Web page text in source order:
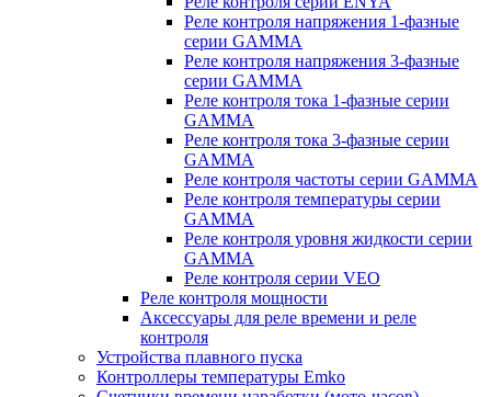
Реле контроля напряжения 1-фазные
серии GAMMA
Реле контроля напряжения 3-фазные
серии GAMMA
Реле контроля тока 1-фазные серии
GAMMA
Реле контроля тока 3-фазные серии
GAMMA
Реле контроля частоты серии GAMMA
Реле контроля температуры серии
GAMMA
Реле контроля уровня жидкости серии
GAMMA
Реле контроля серии VEO
Реле контроля мощности
Аксессуары для реле времени и реле
контроля
Устройства плавного пуска
Контроллеры температуры Emko